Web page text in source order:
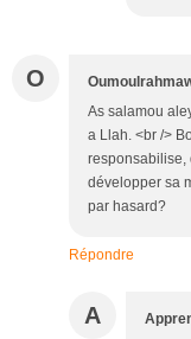
O
As salamou
a Llah. <br />
responsabilise,
développer sa
par hasard?
Répondre
A